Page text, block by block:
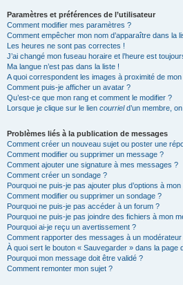
Paramètres et préférences de l’utilisateur
Comment modifier mes paramètres ?
Comment empêcher mon nom d’apparaître dans la
Les heures ne sont pas correctes !
J’ai changé mon fuseau horaire et l’heure est
Ma langue n’est pas dans la liste !
A quoi correspondent les images à proximité de mon
Comment puis-je afficher un avatar ?
Qu’est-ce que mon rang et comment le modifier ?
Lorsque je clique sur le lien courrield’un membre,
Problèmes liés à la publication de messages
Comment créer un nouveau sujet ou poster une
Comment modifier ou supprimer un message ?
Comment ajouter une signature à mes messages ?
Comment créer un sondage ?
Pourquoi ne puis-je pas ajouter plus d’options à
Comment modifier ou supprimer un sondage ?
Pourquoi ne puis-je pas accéder à un forum ?
Pourquoi ne puis-je pas joindre des fichiers à mon
Pourquoi ai-je reçu un avertissement ?
Comment rapporter des messages à un modérateur
À quoi sert le bouton « Sauvegarder » dans la page
Pourquoi mon message doit être validé ?
Comment remonter mon sujet ?